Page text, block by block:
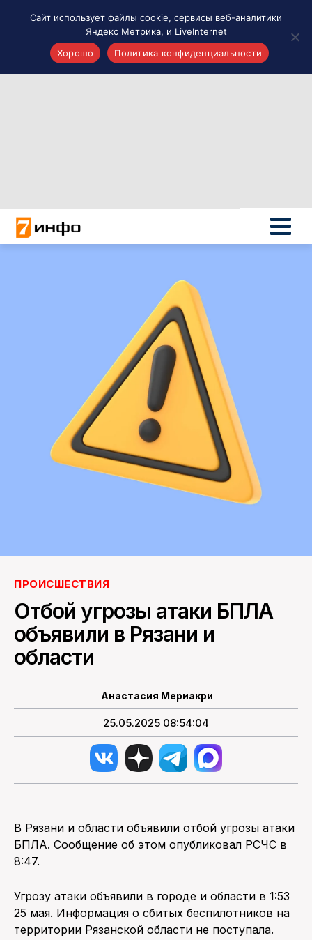
Новости России
Политика
Новости мира
ПОИСК ПО САЙТУ
ПРОИСШЕСТВИЯ
Отбой угрозы атаки БПЛА
объявили в Рязани и
области
Анастасия Мериакри
25.05.2025 08:54:04
В Рязани и области объявили отбой угрозы атаки
БПЛА. Сообщение об этом опубликовал РСЧС в
8:47.
Угрозу атаки объявили в городе и области в 1:53
25 мая. Информация о сбитых беспилотников на
территории Рязанской области не поступала.
Сайт использует файлы cookie, сервисы веб-аналитики
Яндекс Метрика, и LiveInternet
Хорошо
Политика конфиденциальности